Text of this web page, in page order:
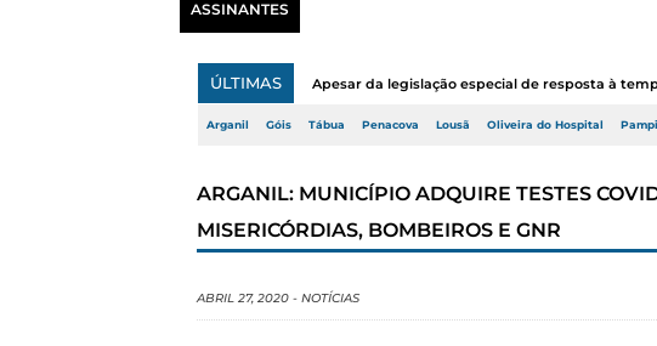
ASSINANTES
ÚLTIMAS Apesar da legislação especial de resposta à
Arganil Góis Tábua Penacova Lousã Oliveira do Hospital
ARGANIL: MUNICÍPIO ADQUIRE TESTES
MISERICÓRDIAS, BOMBEIROS E GNR
ABRIL 27, 2020 - NOTÍCIAS